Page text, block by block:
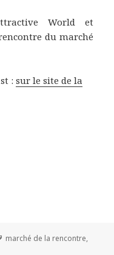
World et
du marché
:sur le site de la
Étiquettes
marché de la rencontre,